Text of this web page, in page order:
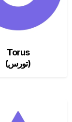
Torus
(تورس)